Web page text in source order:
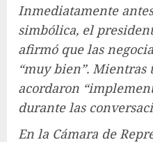
Inmediatamente
simbólica, el
afirmó que las
“muy bien”.
acordaron
durante las
En la Cámara de